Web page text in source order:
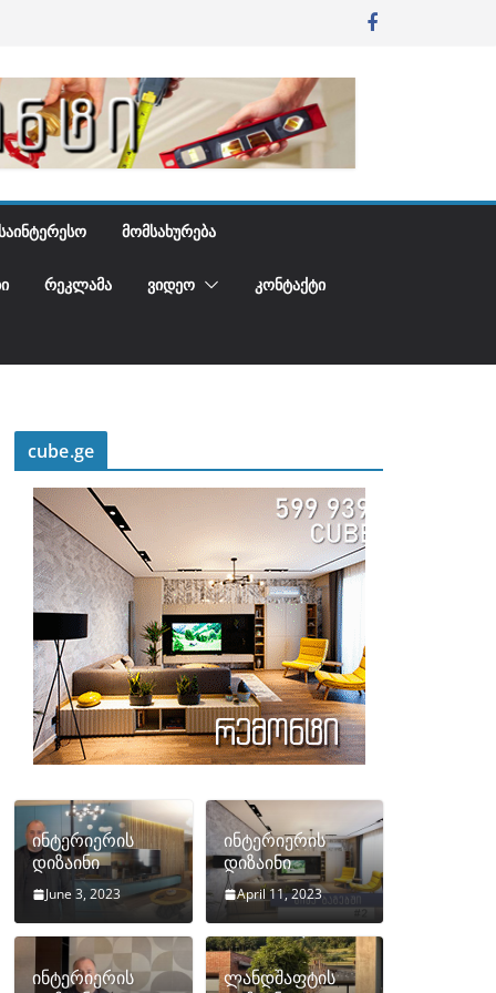
ᲡᲐᲘᲜᲢᲔᲠᲔᲡᲝ ᲛᲝᲛᲡᲐᲮᲣᲠᲔᲑᲐ
ᲠᲔᲙᲚᲐᲛᲐ ᲕᲘᲓᲔᲝ ᲙᲝᲜᲢᲐᲥᲢᲘ
cube.ge
ინტერიერის
დიზაინი
June 3, 2023
ინტერიერის
დიზაინი
April 11, 2023
ინტერიერის
ლანდშაფტის